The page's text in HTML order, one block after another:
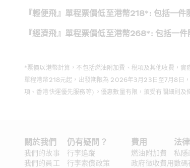
『輕便飛』單程票價低至港幣218*: 包括一件
『經濟飛』單程票價低至港幣268*: 包括一
*票價以港幣計算，不包括燃油附加費、稅項及其他收費，
單程港幣218元起，出發期限為 2026年3月23日至7月8日，
項、香港快運優先服務等) 。優惠數量有限，須受有關細則
關於我們
我們的故事
我們的員工
仍有疑問？
行李追蹤
行李索償政策
費用
燃油附加費
政府徵收費用
法
私隱
數碼